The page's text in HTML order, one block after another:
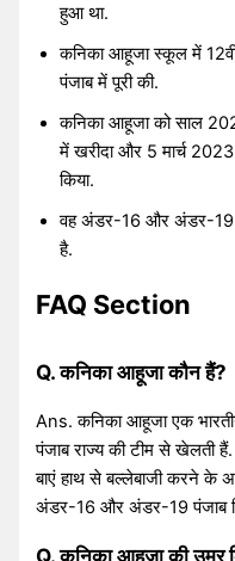
हुआ था.
कनिका आहूजा स्कूल में
पंजाब में पूरी की.
कनिका आहूजा को साल
में खरीदा और 5 मार्च
किया.
वह अंडर-16 और अंडर-19
है.
FAQ Section
Q. कनिका आहूजा कौन हैं?
Ans. कनिका आहूजा एक
पंजाब राज्य की टीम से खेलती हैं.
बाएं हाथ से बल्लेबाजी करने के
अंडर-16 और अंडर-19 पंजाब
Q. कनिका आहूजा की उम्र